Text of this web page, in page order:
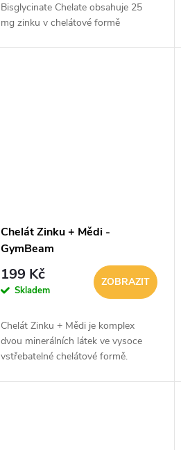
Bisglycinate Chelate obsahuje 25
mg zinku v chelátové formě
Chelát Zinku + Mědi -
GymBeam
199 Kč
Skladem
ZOBRAZIT
Chelát Zinku + Mědi je komplex
dvou minerálních látek ve vysoce
vstřebatelné chelátové formě.